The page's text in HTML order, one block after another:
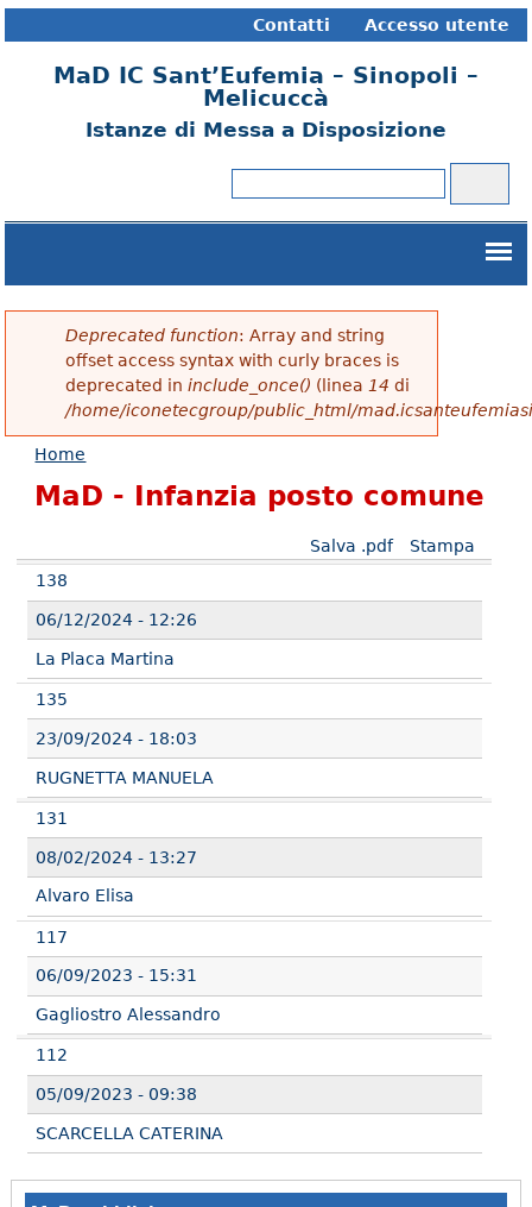
Accesso utente
Contatti
MaD IC Sant’Eufemia – Sinopoli –
Melicuccà
Istanze di Messa a Disposizione
Cerca
Messaggio di errore
Deprecated function: Array and string
offset access syntax with curly braces is
deprecated ininclude_once() (linea 14 di
/home/iconetecgroup/public_html/
Tu sei qui
Home
MaD - Infanzia posto comune
Stampa
Salva .pdf
138
06/12/2024 - 12:26
La Placa Martina
135
23/09/2024 - 18:03
RUGNETTA MANUELA
131
08/02/2024 - 13:27
Alvaro Elisa
117
06/09/2023 - 15:31
Gagliostro Alessandro
112
05/09/2023 - 09:38
SCARCELLA CATERINA